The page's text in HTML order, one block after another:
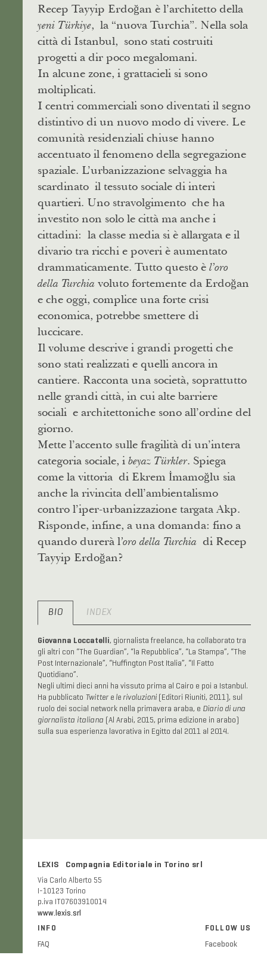
Recep Tayyip Erdoğan è l’architetto della
yeni Türkiye, la “nuova Turchia”. Nella sola
città di Istanbul, sono stati costruiti
progetti a dir poco megalomani.
In alcune zone, i grattacieli si sono
moltiplicati.
I centri commerciali sono diventati il segno
distintivo di un nuovo modo di vivere. Le
comunità residenziali chiuse hanno
accentuato il fenomeno della segregazione
spaziale. L’urbanizzazione selvaggia ha
scardinato il tessuto sociale di interi
quartieri. Uno stravolgimento che ha
investito non solo le città ma anche i
cittadini: la classe media si è allargata e il
divario tra ricchi e poveri è aumentato
drammaticamente. Tutto questo è l’oro
della Turchiavoluto fortemente da Erdoğan
e che oggi, complice una forte crisi
economica, potrebbe smettere di
luccicare.
Il volume descrive i grandi progetti che
sono stati realizzati e quelli ancora in
cantiere. Racconta una società, soprattutto
nelle grandi città, in cui alte barriere
sociali e architettoniche sono all’ordine del
giorno.
Mette l’accento sulle fragilità di un’intera
categoria sociale, i beyaz Türkler. Spiega
come la vittoria di Ekrem İmamoğlu sia
anche la rivincita dell’ambientalismo
contro l’iper-urbanizzazione targata Akp.
Risponde, infine, a una domanda: fino a
quando durerà l’oro della Turchiadi Recep
Tayyip Erdoğan?
BIO INDEX
Giovanna Loccatelli, giornalista freelance, ha collaborato tra
gli altri con “The Guardian”, “la Repubblica”, “La Stampa”, “The
Post Internazionale”, “Huffington Post Italia”, “Il Fatto
Quotidiano”.
Negli ultimi dieci anni ha vissuto prima al Cairo e poi a Istanbul.
Ha pubblicato Twitter e le rivoluzioni(Editori Riuniti, 2011), sul
ruolo dei social network nella primavera araba, e Diario di una
giornalista italiana (Al Arabi, 2015, prima edizione in arabo)
sulla sua esperienza lavorativa in Egitto dal 2011 al 2014.
LEXIS Compagnia Editoriale in Torino srl
Via Carlo Alberto 55
I-10123 Torino
p.iva IT07603910014
www.lexis.srl
INFO
FAQ
FOLLOW US
Facebook